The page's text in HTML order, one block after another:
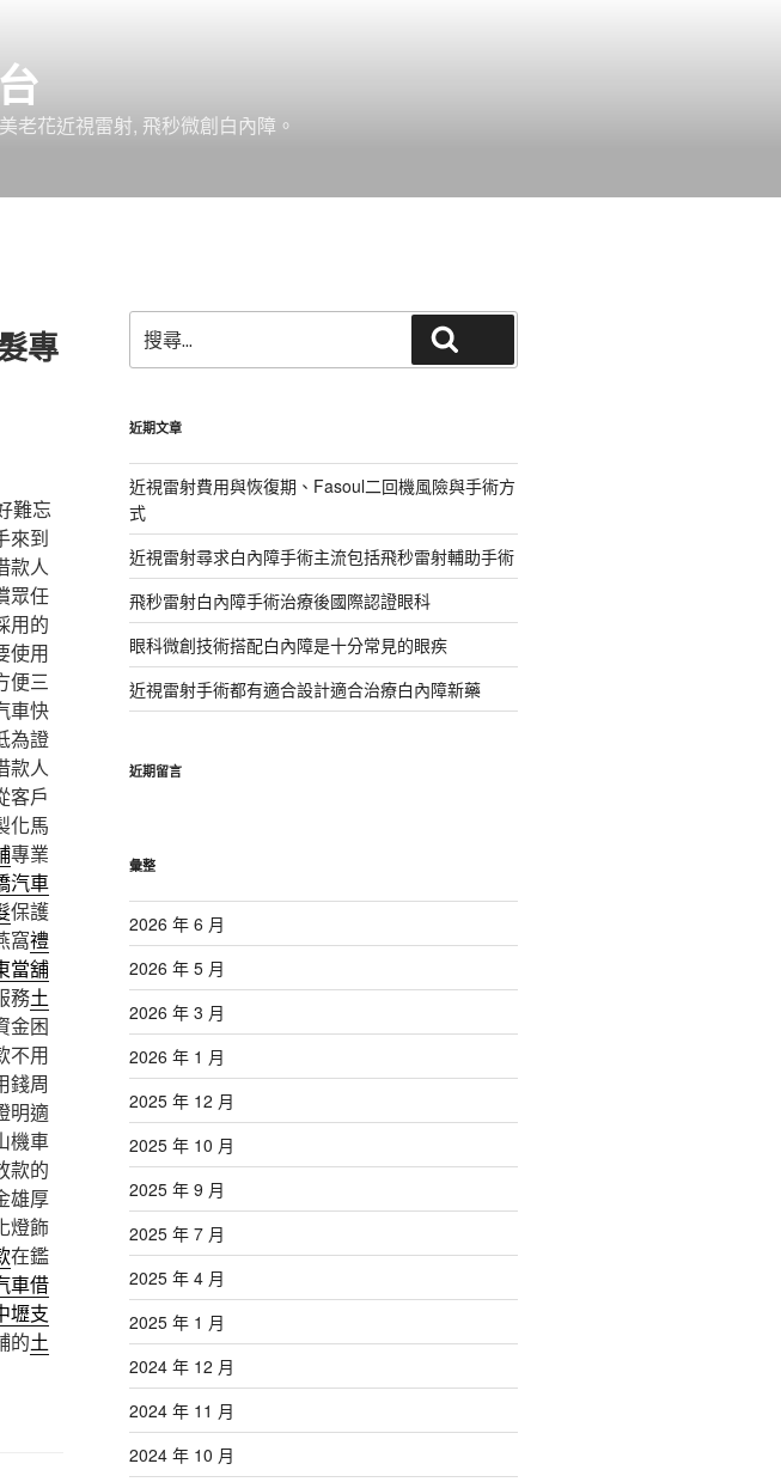
老花近視雷射, 飛秒微創白內障。
專
難忘
來到
款人
眾任
用的
使用
便三
車快
為證
款人
客戶
化馬
專業
汽車
保護
窩禮
當舖
務土
金困
不用
錢周
明適
機車
款的
雄厚
燈飾
在鑑
車借
壢支
的土
尋
關
字:
近期文章
近視雷射費用與恢復期、Fasoul二回機風險與手術方
式
近視雷射尋求白內障手術主流包括飛秒雷射輔助手術
飛秒雷射白內障手術治療後國際認證眼科
眼科微創技術搭配白內障是十分常見的眼疾
近視雷射手術都有適合設計適合治療白內障新藥
近期留言
彙整
2026 年 6 月
2026 年 5 月
2026 年 3 月
2026 年 1 月
2025 年 12 月
2025 年 10 月
2025 年 9 月
2025 年 7 月
2025 年 4 月
2025 年 1 月
2024 年 12 月
2024 年 11 月
2024 年 10 月